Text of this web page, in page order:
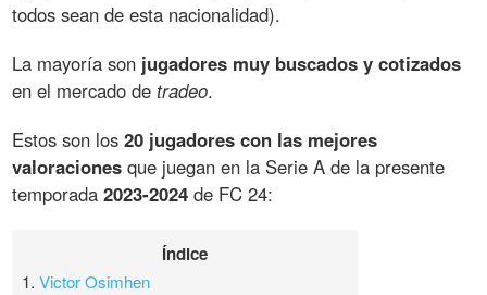
todos sean de esta nacionalidad).
La mayoría son jugadores muy buscados y cotizados
en el mercado detradeo.
Estos son los20 jugadores con las mejores
valoraciones que juegan en la Serie A de la presente
temporada2023-2024 de FC 24:
Índice
1.Victor Osimhen